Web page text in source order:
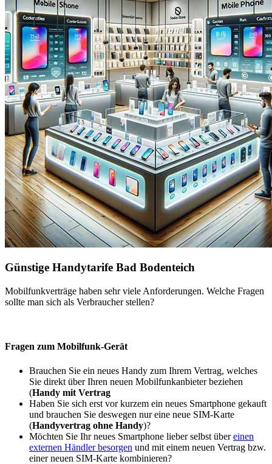
Günstige Handytarife Bad Bodenteich
Mobilfunkverträge haben sehr viele Anforderungen. Welche Fragen
sollte man sich als Verbraucher stellen?
Fragen zum Mobilfunk-Gerät
Brauchen Sie ein neues Handy zum Ihrem Vertrag, welches
Sie direkt über Ihren neuen Mobilfunkanbieter beziehen
(Handy mit Vertrag
Haben Sie sich erst vor kurzem ein neues Smartphone gekauft
und brauchen Sie deswegen nur eine neue SIM-Karte
(Handyvertrag ohne Handy)?
Möchten Sie Ihr neues Smartphone lieber selbst übereinen
externen Händler besorgen und mit einem neuen Vertrag bzw.
einer neuen SIM-Karte kombinieren?